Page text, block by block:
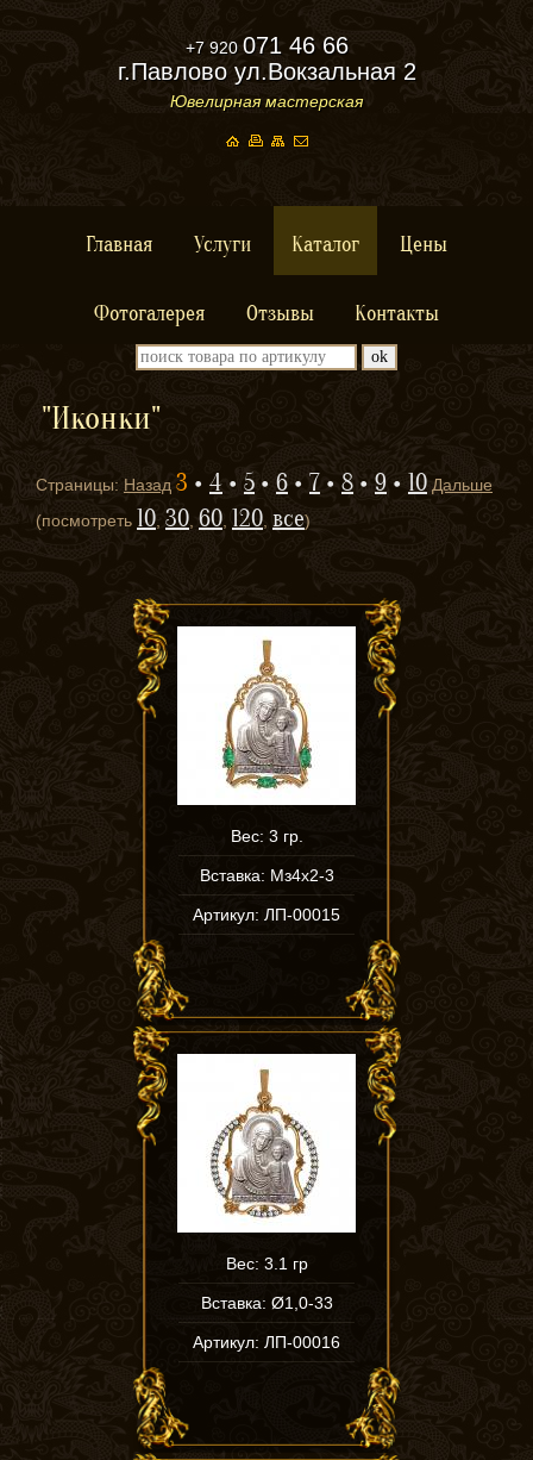
Главная Услуги Каталог Цены
Фотогалерея Отзывы Контакты
"Иконки"
Страницы: Назад 3 4 5 6 7 8 9 10 Дальше
(посмотреть 10 30 60 120 все)
Вес: 3 гр.
Вставка: Мз4х2-3
Артикул: ЛП-00015
Вес: 3.1 гр
Вставка: Ø1,0-33
Артикул: ЛП-00016
+7 920 071 46 66
г.Павлово ул.Вокзальная 2
Ювелирная мастерская